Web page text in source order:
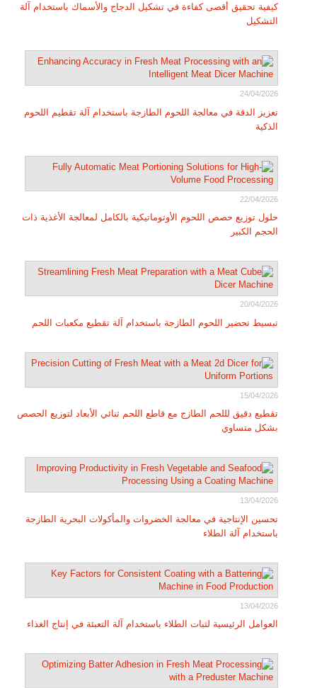
كيفية تحقيق أقصى كفاءة في تشكيل الدجاج والأسماك باستخدام آلة
التشكيل
24/04/2026
تعزيز الدقة في معالجة اللحوم الطازجة باستخدام آلة تقطيم اللحوم
الذكية
22/04/2026
حلول توزيع حصص اللحوم الأوتوماتيكية بالكامل لمعالجة الأغذية ذات
الحجم الكبير
20/04/2026
تبسيط تحضير اللحوم الطازجة باستخدام آلة تقطيع مكعبات اللحم
15/04/2026
تقطيع دقيق لللحم الطازج مع قاطع اللحم ثنائي الأبعاد لتوزيع الحصص
بشكل متساوي
13/04/2026
تحسين الإنتاجية في معالجة الخضروات والمأكولات البحرية الطازجة
باستخدام آلة الطلاء
13/04/2026
العوامل الرئيسية لثبات الطلاء باستخدام آلة التعبئة في إنتاج الغذاء